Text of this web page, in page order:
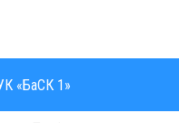
«БаСК 1»